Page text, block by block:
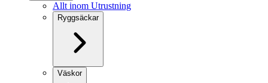
Allt inom Utrustning
Ryggsäckar
Väskor